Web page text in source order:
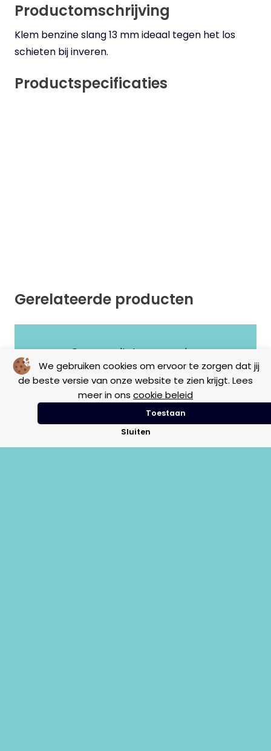
We gebruiken cookies om ervoor te zorgen dat jij
de beste versie van onze website te zien krijgt. Lees
meer in ons cookie beleid
Toestaan
Sluiten
Productomschrijving
Klem benzine slang 13 mm ideaal tegen het los
schieten bij inveren.
Productspecificaties
Gerelateerde producten
Geen resultaten gevonden.